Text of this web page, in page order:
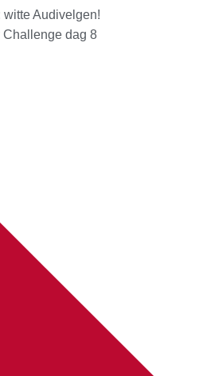
witte Audivelgen!
Challenge dag 8